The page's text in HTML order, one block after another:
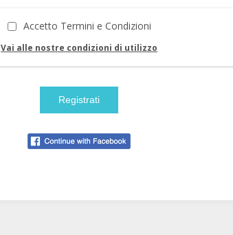
Accetto Termini e Condizioni
Vai alle nostre condizioni di utilizzo